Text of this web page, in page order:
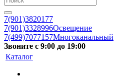
7(901)3820177
7(901)3328996Освещение
7(499)7077157Многоканальный
Звоните с 9:00 до 19:00
Каталог